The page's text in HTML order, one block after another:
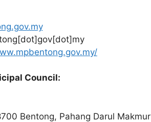
Council:
Bentong, Pahang Darul Makmur